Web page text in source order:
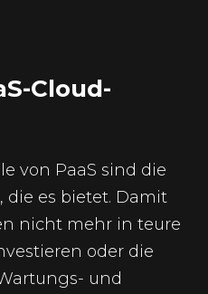
Cloud-
von PaaS sind die
die es bietet. Damit
nicht mehr in teure
oder die
und